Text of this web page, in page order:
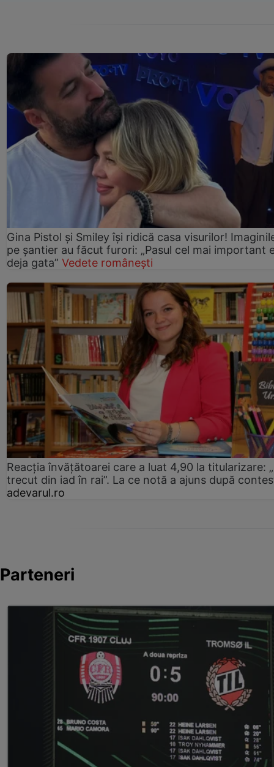
Gina Pistol și Smiley își ridică casa visurilor!
pe șantier au făcut furori: „Pasul cel mai important
deja gata” Vedete românești
Reacția învățătoarei care a luat 4,90 la titularizare:
trecut din iad în rai”. La ce notă a ajuns după
adevarul.ro
Parteneri